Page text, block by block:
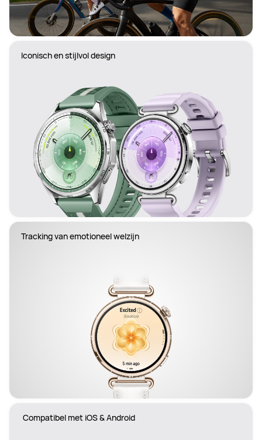
Iconisch en stijlvol design
Tracking van emotioneel welzijn
Compatibel met iOS & Android